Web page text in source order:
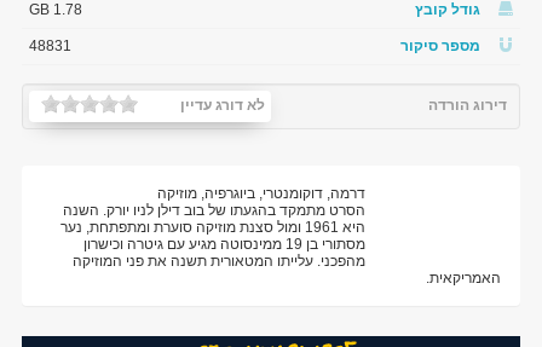
גודל קובץ 1.78 GB
מספר סיקור 48831
לא דורג עדיין דירוג הורדה
דרמה, דוקומנטרי, ביוגרפיה, מוזיקה
הסרט מתמקד בהגעתו של בוב דילן לניו יורק. השנה
היא 1961 ומול סצנת מוזיקה סוערת ומתפתחת, נער
מסתורי בן 19 ממינסוטה מגיע עם גיטרה וכישרון
מהפכני. עלייתו המטאורית תשנה את פני המוזיקה
האמריקאית.